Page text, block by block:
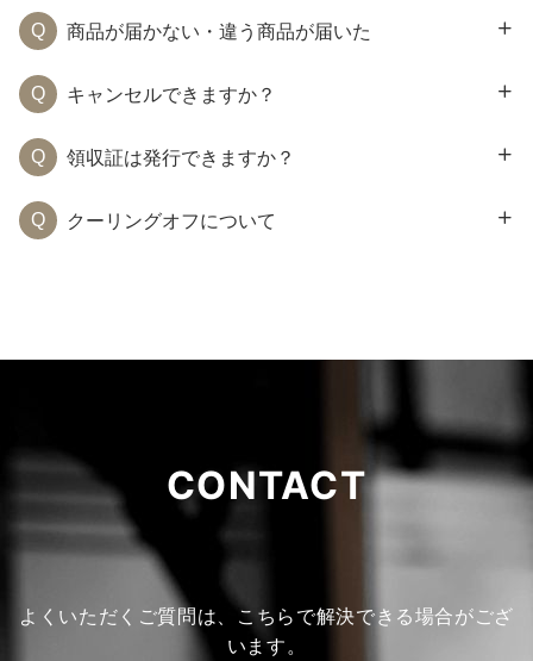
商品が届かない・違う商品が届いた
キャンセルできますか？
領収証は発行できますか？
クーリングオフについて
CONTACT
よくいただくご質問は、こちらで解決できる場合がござ
います。